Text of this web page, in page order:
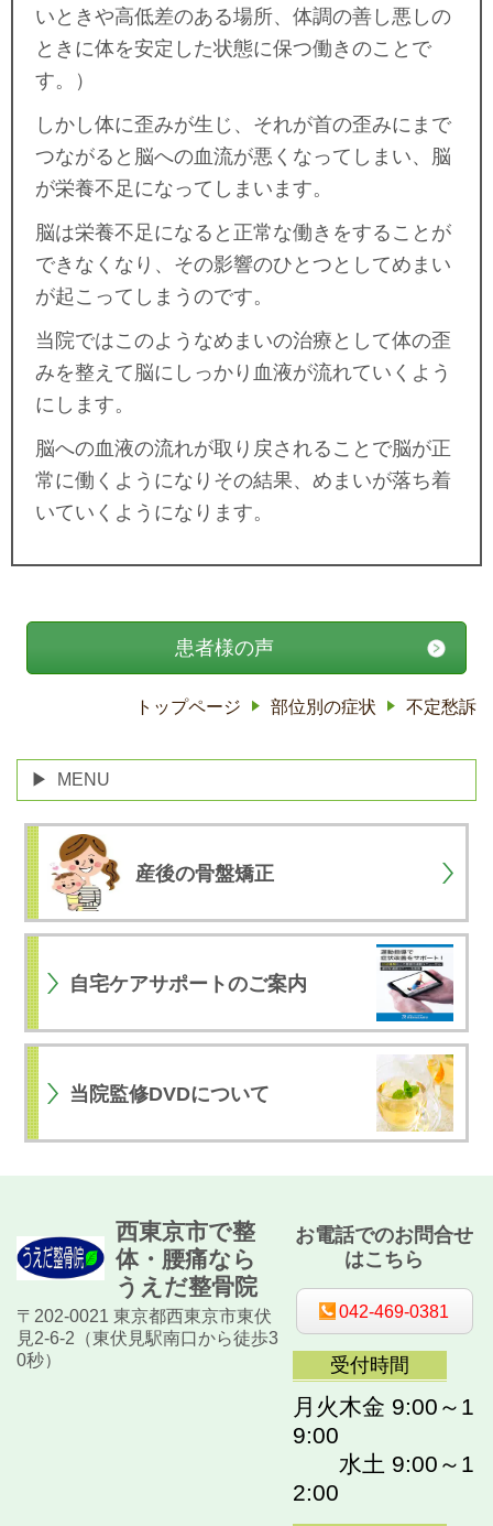
いときや高低差のある場所、体調の善し悪しの
ときに体を安定した状態に保つ働きのことで
す。）
しかし体に歪みが生じ、それが首の歪みにまで
つながると脳への血流が悪くなってしまい、脳
が栄養不足になってしまいます。
脳は栄養不足になると正常な働きをすることが
できなくなり、その影響のひとつとしてめまい
が起こってしまうのです。
当院ではこのようなめまいの治療として体の歪
みを整えて脳にしっかり血液が流れていくよう
にします。
脳への血液の流れが取り戻されることで脳が正
常に働くようになりその結果、めまいが落ち着
いていくようになります。
患者様の声
トップページ 部位別の症状 不定愁訴
MENU
産後の骨盤矯正
自宅ケアサポートのご案内
当院監修DVDについて
お電話でのお問合せ
はこちら
042-469-0381
受付時間
月火木金 9:00～1
9:00
水土 9:00～1
2:00
西東京市で整
体・腰痛なら
うえだ整骨院
〒202-0021 東京都西東京市東伏
見2-6-2（東伏見駅南口から徒歩3
0秒）